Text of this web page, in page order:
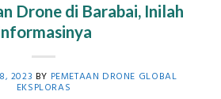
Drone di Barabai, Inilah
2023 BY PEMETAAN DRONE GLOBAL
EKSPLORAS